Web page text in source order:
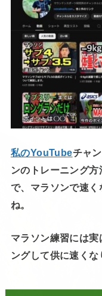
私のYouTubeチャ
ンのトレーニング
で、マラソンで速
ね。
マラソン練習には
ングして供に速くな